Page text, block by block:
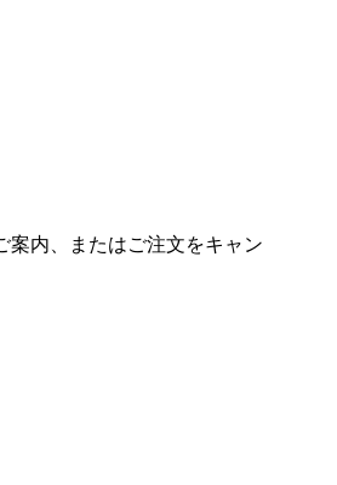
案内、またはご注文をキャン